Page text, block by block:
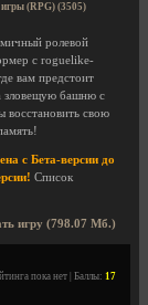
(RPG) (3505)
ролевой
с roguelike-
вам предстоит
зловещую башню с
восстановить свою
с Бета-версии до
Список
игру (798.07 Мб.)
пока нет | Баллы: 17